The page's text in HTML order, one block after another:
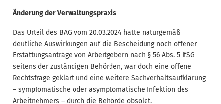
Änderung der Verwaltungspraxis
Das Urteil des BAG vom 20.03.2024 hatte naturgemäß
deutliche Auswirkungen auf die Bescheidung noch offener
Erstattungsanträge von Arbeitgebern nach § 56 Abs. 5 IfSG
seitens der zuständigen Behörden, war doch eine offene
Rechtsfrage geklärt und eine weitere Sachverhaltsaufklärung
– symptomatische oder asymptomatische Infektion des
Arbeitnehmers – durch die Behörde obsolet.